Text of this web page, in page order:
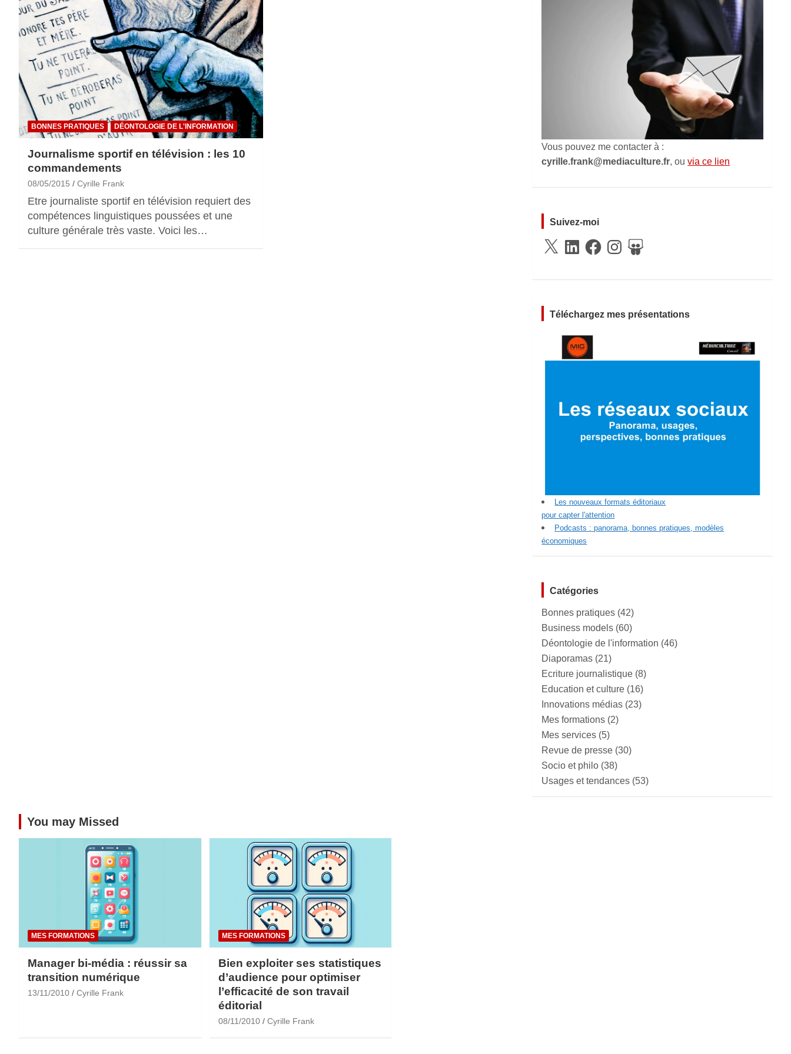
BONNES PRATIQUES DÉONTOLOGIE DE L'INFORMATION
Journalisme sportif en télévision : les 10
commandements
08/05/2015 Cyrille Frank
Etre journaliste sportif en télévision requiert des
compétences linguistiques poussées et une
culture générale très vaste. Voici les…
Vous pouvez me contacter à :
cyrille.frank@mediaculture.fr, ouvia ce lien
Suivez-moi
X
LinkedInFacebookInstagramSlideShare
Téléchargez mes présentations
Les nouveaux formats éditoriaux
pour capter l'attention
Podcasts : panorama, bonnes pratiques, modèles
économiques
Catégories
Bonnes pratiques (42)
Business models (60)
Déontologie de l'information (46)
Diaporamas (21)
Ecriture journalistique (8)
Education et culture (16)
Innovations médias (23)
Mes formations (2)
Mes services (5)
Revue de presse (30)
Socio et philo (38)
Usages et tendances (53)
You may Missed
MES FORMATIONS
Manager bi-média : réussir sa
transition numérique
13/11/2010 Cyrille Frank
MES FORMATIONS
Bien exploiter ses statistiques
d’audience pour optimiser
l’efficacité de son travail
éditorial
08/11/2010 Cyrille Frank